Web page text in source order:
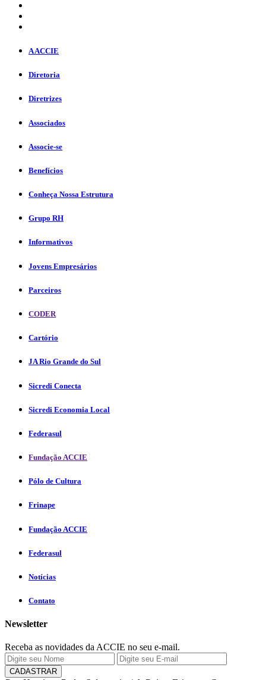
A ACCIE
Diretoria
Diretrizes
Associados
Associe-se
Benefícios
Conheça Nossa Estrutura
Grupo RH
Informativos
Jovens Empresários
Parceiros
CODER
Cartório
JA Rio Grande do Sul
Sicredi Conecta
Sicredi Economia Local
Federasul
Fundação ACCIE
Pólo de Cultura
Frinape
Fundação ACCIE
Federasul
Notícias
Contato
Newsletter
Receba as novidades da ACCIE no seu e-mail.